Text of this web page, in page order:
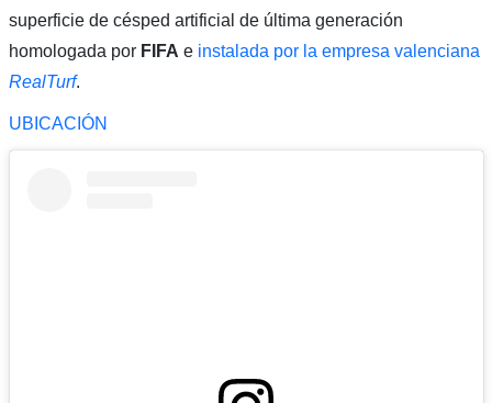
superficie de césped artificial de última generación
homologada por FIFA e instalada por la empresa valenciana
RealTurf.
UBICACIÓN